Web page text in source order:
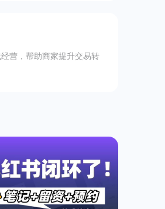
营，帮助商家提升交易转